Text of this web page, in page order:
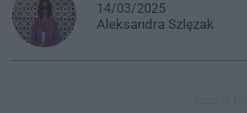
14/03/2025
Aleksandra Szlęzak